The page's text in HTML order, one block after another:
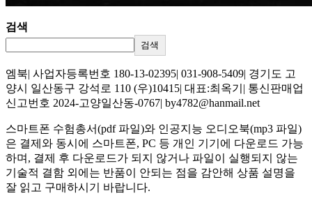
검색
검색
엠북| 사업자등록번호 180-13-02395| 031-908-5409| 경기도 고
양시 일산동구 강석로 110 (우)10415| 대표:최옥기| 통신판매업
신고번호 2024-고양일산동-0767| by4782@hanmail.net
스마트폰 수험총서(pdf 파일)와 인공지능 오디오북(mp3 파일)
은 결제와 동시에 스마트폰, PC 등 개인 기기에 다운로드 가능
하며, 결제 후 다운로드가 되지 않거나 파일이 실행되지 않는
기술적 결함 외에는 반품이 안되는 점을 감안해 상품 설명을
잘 읽고 구매하시기 바랍니다.